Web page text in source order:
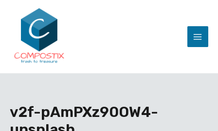
v2f-pAmPXz90OW4-